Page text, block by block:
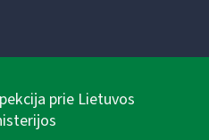
prie Lietuvos